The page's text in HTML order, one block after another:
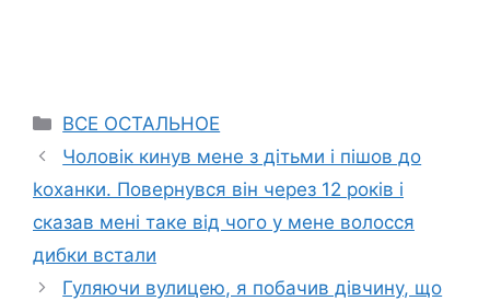
Categories
ВСЕ ОСТАЛЬНОЕ
Чоловік кинув мене з дітьми і пішов до
kоханки. Повернувся він через 12 років і
сказав мені таке від чого у мене волосся
дибки встали
Гуляючи вулицею, я побачив дівчину, що